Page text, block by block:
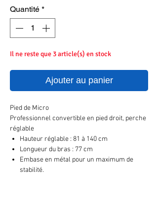
Quantité *
Il ne reste que 3 article(s) en stock
Ajouter au panier
Pied de Micro
Professionnel convertible en pied droit, perche
réglable
Hauteur réglable : 81 à 140 cm
Longueur du bras : 77 cm
Embase en métal pour un maximum de
stabilité.